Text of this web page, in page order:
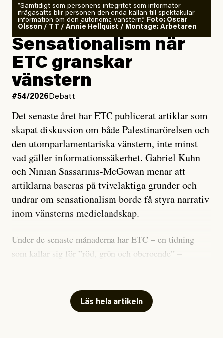
”Samtidigt som personens integritet som informatör
ifrågasätts blir personen den enda källan till spektakulär
information om den autonoma vänstern.” Foto: Oscar
Olsson / TT / Annie Hellquist / Montage: Arbetaren
Sensationalism när
ETC granskar
vänstern
#54/2026Debatt
Det senaste året har ETC publicerat artiklar som
skapat diskussion om både Palestinarörelsen och
den utomparlamentariska vänstern, inte minst
vad gäller informationssäkerhet. Gabriel Kuhn
och Ninïan Sassarinis-McGowan menar att
artiklarna baseras på tvivelaktiga grunder och
undrar om sensationalism borde få styra narrativ
inom vänsterns medielandskap.
Under de senaste månaderna har ETC – en tidning
som kallar sig för ”röd, grön och oberoende” –
skriver för? Vad betyder det att vara en ”röd, grön och
oberoende” tidning? Och vad är egentligen bra
Läs hela artikeln